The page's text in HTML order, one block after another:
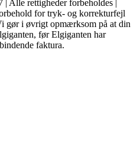
Alle rettigheder forbeholdes |
for tryk- og korrekturfejl
gør i øvrigt opmærksom på at din
før Elgiganten har
faktura.